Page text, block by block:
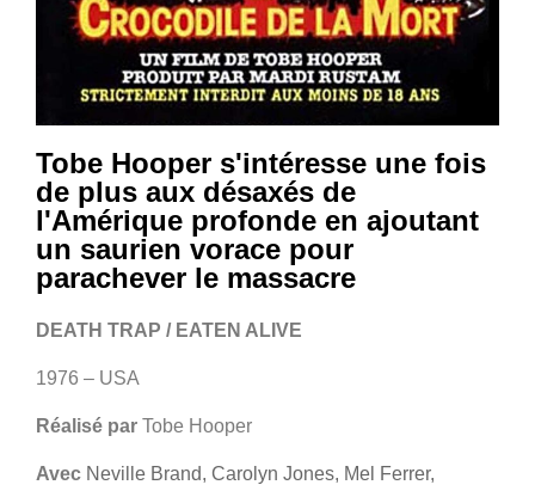
Tobe Hooper s'intéresse une fois
de plus aux désaxés de
l'Amérique profonde en ajoutant
un saurien vorace pour
parachever le massacre
DEATH TRAP / EATEN ALIVE
1976 – USA
Réalisé par Tobe Hooper
Avec Neville Brand, Carolyn Jones, Mel Ferrer,